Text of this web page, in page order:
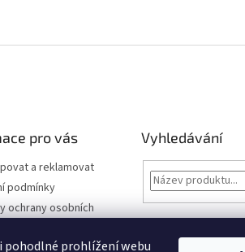
pohodlné prohlížení webu
pro vás
a reklamovat
podmínky
ochrany osobních
Vyhledávání